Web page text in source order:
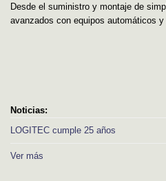
Desde el suministro y montaje de
avanzados con equipos automáticos
Noticias:
LOGITEC cumple 25 años
Ver más